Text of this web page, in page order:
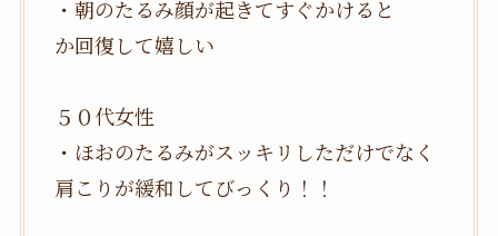
・朝のたるみ顔が起きてすぐかけると
か回復して嬉しい
５０代女性
・ほおのたるみがスッキリしただけでなく
肩こりが緩和してびっくり！！